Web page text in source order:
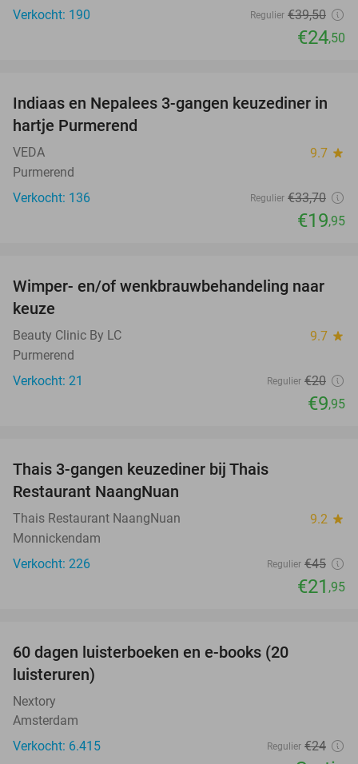
Verkocht: 190
Regulier €39,50
€24,50
41%
Indiaas en Nepalees 3-gangen keuzediner in
hartje Purmerend
VEDA 9.7 star
Purmerend
Verkocht: 136
Regulier €33,70
€19,95
50%
Wimper- en/of wenkbrauwbehandeling naar
keuze
Beauty Clinic By LC 9.7 star
Purmerend
Verkocht: 21
Regulier €20
€9,95
Thais 3-gangen keuzediner bij Thais
Restaurant NaangNuan
Thais Restaurant NaangNuan 9.2 star
Monnickendam
Verkocht: 226
Regulier €45
€21 ,95
60 dagen luisterboeken en e-books (20
luisteruren)
Nextory
Amsterdam
Verkocht: 6.415
Regulier €24